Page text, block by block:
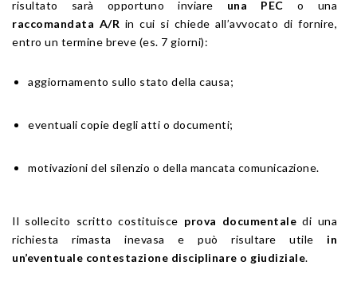
risultato sarà opportuno inviare una PEC o una
raccomandata A/R in cui si chiede all’avvocato di fornire,
entro un termine breve (es. 7 giorni):
aggiornamento sullo stato della causa;
eventuali copie degli atti o documenti;
motivazioni del silenzio o della mancata comunicazione.
Il sollecito scritto costituisce prova documentale di una
richiesta rimasta inevasa e può risultare utile in
un’eventuale contestazione disciplinare o giudiziale.